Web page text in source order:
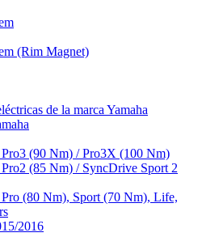
(Rim Magnet)
de la marca Yamaha
(90 Nm) / Pro3X (100 Nm)
(85 Nm) / SyncDrive Sport 2
(80 Nm), Sport (70 Nm), Life,
2016